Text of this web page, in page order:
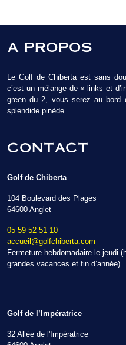
A PROPOS
Le Golf de Chiberta est sans
c’est un mélange de « links et
green du 2, vous serez au bord
splendide pinède.
CONTACT
Golf de Chiberta
104 Boulevard des Plages
64600 Anglet
05 59 52 51 10
accueil@golfchiberta.com
Fermeture hebdomadaire le jeudi
grandes vacances et fin d’année)
Golf de l’Impératrice
32 Allée de l'Impératrice